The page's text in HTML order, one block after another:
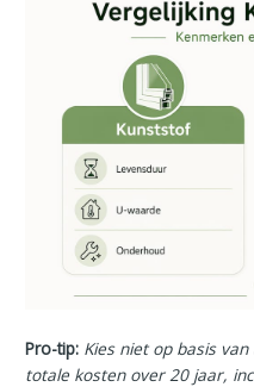
Pro-tip: Kies niet op basis
totale kosten over 20 jaar,